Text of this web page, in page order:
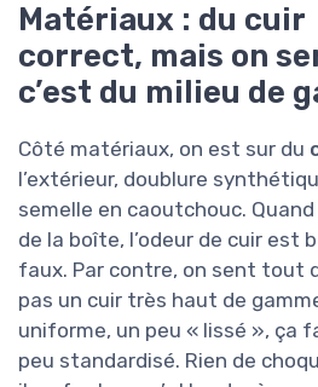
Matériaux : du cuir
correct, mais on
c’est du milieu de
Côté matériaux, on est sur du
l’extérieur, doublure
semelle en caoutchouc.
de la boîte, l’odeur de cuir est
faux. Par contre, on sent tout
pas un cuir très haut de
uniforme, un peu « lissé », ça
peu standardisé. Rien de